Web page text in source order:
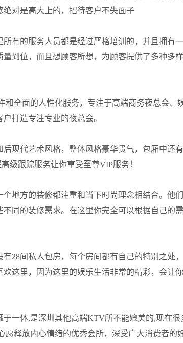
对是高大上的，招待客户不失面子
有的服务人员都是经过严格培训的，并且拥有一
到位，而且想顾客所想，为顾客提供了多种多样
和全面的人性化服务，专注于高端商务夜总会、
打造专注专业的夜总会。
现代艺术风格，整体风格豪华贵气，包厢中还有
级跟踪服务让你享受至尊VIP服务！
地方的装修都注重和当下时尚理念相结合。他们
同的装修需求。在这里你完全可以根据自己的需
28间私人包房，每个房间都有自己的特别之处，
这里，因为这里的娱乐生活非常的精彩，会让你
一体,是深圳其他高端KTV所不能媲美的,现在很
愿释放内心情绪的优秀会所，深受广大消费者的